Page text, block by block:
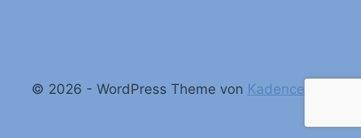
© 2026 - WordPress Theme von Kadence WP